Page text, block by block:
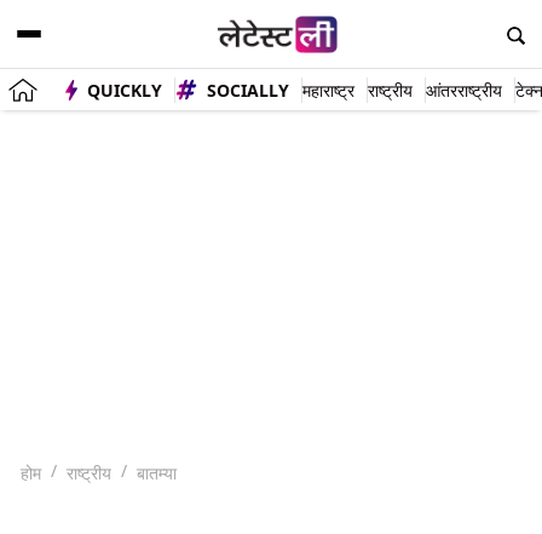
QUICKLY SOCIALLY महाराष्ट्र राष्ट्रीय आंतरराष्ट्रीय
होम राष्ट्रीय बातम्या